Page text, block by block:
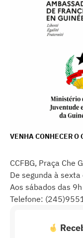
VENHA CONHECER O
CCFBG, Praça Che
De segunda à
Aos sábados das
Telefone: